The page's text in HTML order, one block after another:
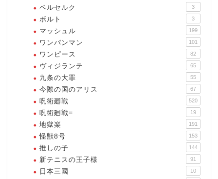
ベルセルク 3
ボルト 3
マッシュル 199
ワンパンマン 101
ワンピース 82
ヴィジランテ 65
九条の大罪 55
今際の国のアリス 67
呪術廻戦 520
呪術廻戦≡ 19
地獄楽 191
怪獣8号 153
推しの子 144
新テニスの王子様 91
日本三國 10